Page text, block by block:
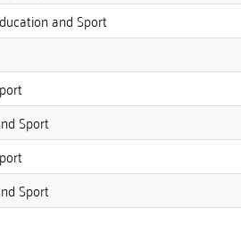
and Sport
Sport
Sport